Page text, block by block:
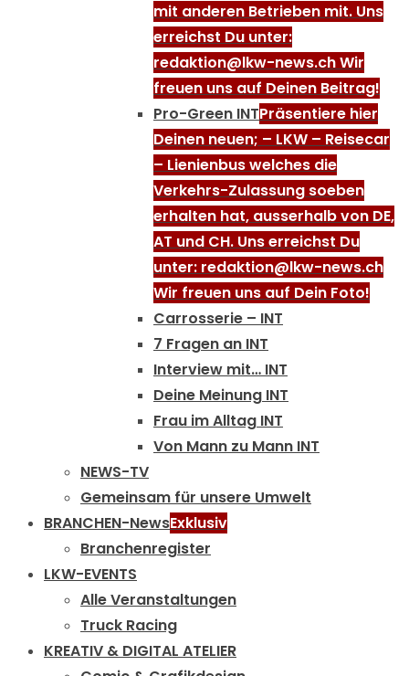
mit anderen Betrieben mit. Uns
erreichst Du unter:
redaktion@lkw-news.ch Wir
freuen uns auf Deinen Beitrag!
Pro-Green INTPräsentiere hier
Deinen neuen; – LKW – Reisecar
– Lienienbus welches die
Verkehrs-Zulassung soeben
erhalten hat, ausserhalb von DE,
AT und CH. Uns erreichst Du
unter: redaktion@lkw-news.ch
Wir freuen uns auf Dein Foto!
Carrosserie – INT
7 Fragen an INT
Interview mit… INT
Deine Meinung INT
Frau im Alltag INT
Von Mann zu Mann INT
NEWS-TV
Gemeinsam für unsere Umwelt
BRANCHEN-NewsExklusiv
Branchenregister
LKW-EVENTS
Alle Veranstaltungen
Truck Racing
KREATIV & DIGITAL ATELIER